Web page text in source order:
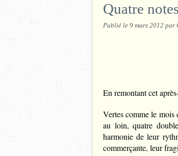
Quatre
Publié le 9 mars 2012 par
En remontant cet
Vertes comme le mois
au loin, quatre
harmonie de leur
commerçante, leur